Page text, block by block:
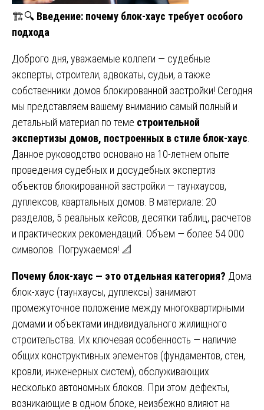
🏗️🔍 Введение: почему блок-хаус требует особого
подхода
Доброго дня, уважаемые коллеги — судебные
эксперты, строители, адвокаты, судьи, а также
собственники домов блокированной застройки! Сегодня
мы представляем вашему вниманию самый полный и
детальный материал по теме строительной
экспертизы домов, построенных в стиле блок-хаус
Данное руководство основано на 10-летнем опыте
проведения судебных и досудебных экспертиз
объектов блокированной застройки — таунхаусов,
дуплексов, квартальных домов. В материале: 20
разделов, 5 реальных кейсов, десятки таблиц, расчетов
и практических рекомендаций. Объем — более 54 000
символов. Погружаемся! 📐
Почему блок-хаус — это отдельная категория? Дома
блок-хаус (таунхаусы, дуплексы) занимают
промежуточное положение между многоквартирными
домами и объектами индивидуального жилищного
строительства. Их ключевая особенность — наличие
общих конструктивных элементов (фундаментов, стен,
кровли, инженерных систем), обслуживающих
несколько автономных блоков. При этом дефекты,
возникающие в одном блоке, неизбежно влияют на